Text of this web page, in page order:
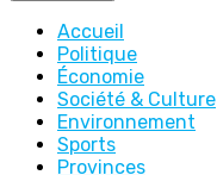
Accueil
Politique
Économie
Société & Culture
Environnement
Sports
Provinces